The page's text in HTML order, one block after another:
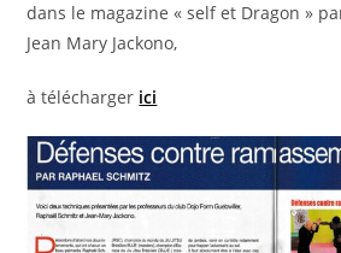
dans le magazine « self et Dragon »
Jean Mary Jackono,
à télécharger ici